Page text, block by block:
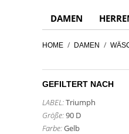
DAMEN
HOME / DAMEN /
GEFILTERT NACH
LABEL:Triumph
Größe:90 D
Farbe:Gelb